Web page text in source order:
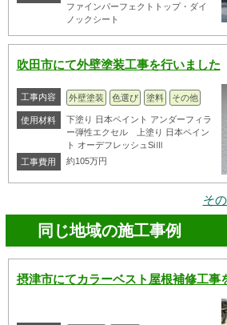
ファインパーフェクトトップ・ダイ
ノックシート
吹田市にて外壁塗装工事を行いました
工事内容 外壁塗装 色選び 塗料 その他
使用材料
下塗り 日本ペイント アンダーフィラ
ー弾性エクセル 上塗り 日本ペイン
ト オーデフレッシュSiⅢ
工事費用
約105万円
そ
同じ地域の施工事例
摂津市にてカラーベスト屋根補修工事